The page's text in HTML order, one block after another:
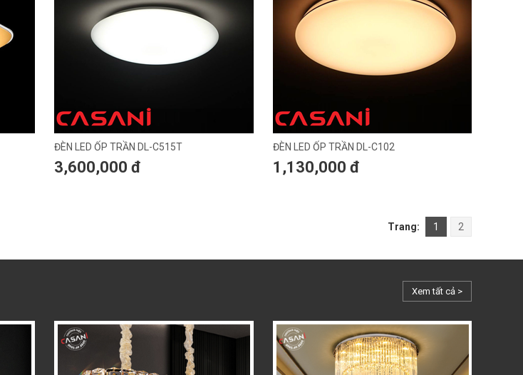
ĐÈN LED ỐP TRẦN DL-C515T
3,600,000 đ
ĐÈN LED ỐP TRẦN DL-C102
1,130,000 đ
Trang: 1 2
Xem tất cả >